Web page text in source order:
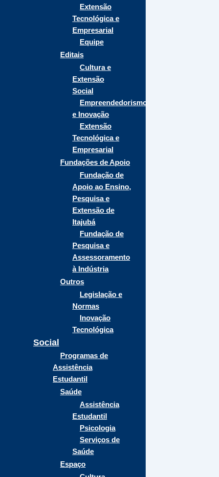
Extensão
Tecnológica e
Empresarial
Equipe
Editais
Cultura e
Extensão
Social
Empreendedorismo
e Inovação
Extensão
Tecnológica e
Empresarial
Fundações de Apoio
Fundação de
Apoio ao Ensino,
Pesquisa e
Extensão de
Itajubá
Fundação de
Pesquisa e
Assessoramento
à Indústria
Outros
Legislação e
Normas
Inovação
Tecnológica
Social
Programas de
Assistência
Estudantil
Saúde
Assistência
Estudantil
Psicologia
Serviços de
Saúde
Espaço